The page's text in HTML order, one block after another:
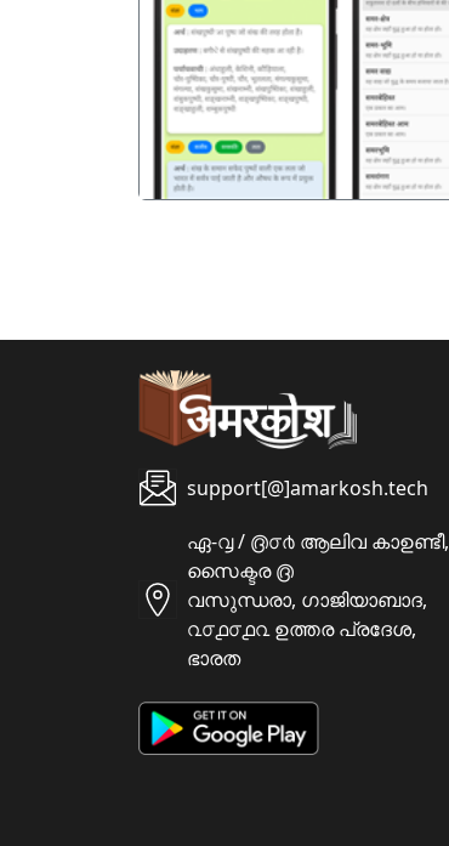
पिछला
support[@]amarkosh.tech
ഏ-൮ / ൫൦൪ ആലിവ കാഉണ്ടീ,
സൈക്ടര ൫
വസുന്ധരാ, ഗാജിയാബാദ,
൨൦൧൦൧൨ ഉത്തര പ്രദേശ,
ഭാരത